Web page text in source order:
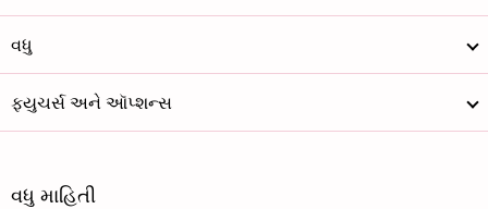
વધુ
ફ્યુચર્સ અને ઑપ્શન્સ
વધુ માહિતી